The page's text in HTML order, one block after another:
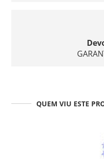
QUEM VIU ESTE